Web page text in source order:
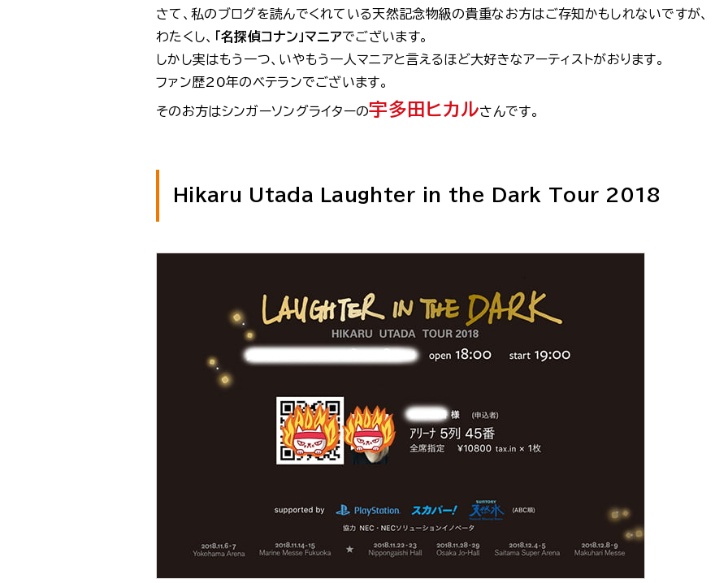
さて、私のブログを読んでくれている天然記念物級の貴重なお方はご存知かもしれないですが、
わたくし、
「名探偵コナン」マニアでございます。
しかし実はもう一つ、いやもう一人マニアと言えるほど大好きなアーティストがおります。
ファン歴20年のベテランでございます。
そのお方はシンガーソングライターの宇多田ヒカルさんです。
Hikaru Utada Laughter in the Dark Tour 2018